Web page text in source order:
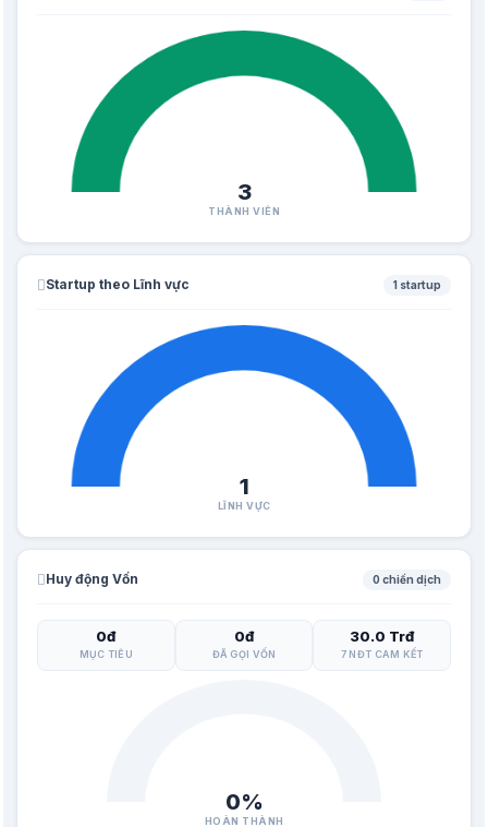
3
THÀNH VIÊN
Startup theo Lĩnh vực 1 startup
1
LĨNH VỰC
Huy động Vốn 0 chiến dịch
0đ
MỤC TIÊU
0đ
ĐÃ GỌI VỐN
30.0 Trđ
7 NĐT CAM KẾT
0%
HOÀN THÀNH